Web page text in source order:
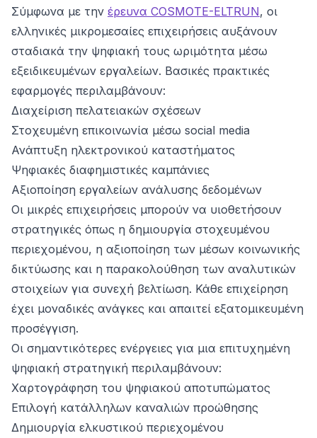
Σύμφωνα με την έρευνα COSMOTE-ELTRUN, οι
ελληνικές μικρομεσαίες επιχειρήσεις αυξάνουν
σταδιακά την ψηφιακή τους ωριμότητα μέσω
εξειδικευμένων εργαλείων. Βασικές πρακτικές
εφαρμογές περιλαμβάνουν:
Διαχείριση πελατειακών σχέσεων
Στοχευμένη επικοινωνία μέσω social media
Ανάπτυξη ηλεκτρονικού καταστήματος
Ψηφιακές διαφημιστικές καμπάνιες
Αξιοποίηση εργαλείων ανάλυσης δεδομένων
Οι μικρές επιχειρήσεις μπορούν να υιοθετήσουν
στρατηγικές όπως η δημιουργία στοχευμένου
περιεχομένου, η αξιοποίηση των μέσων κοινωνικής
δικτύωσης και η παρακολούθηση των αναλυτικών
στοιχείων για συνεχή βελτίωση. Κάθε επιχείρηση
έχει μοναδικές ανάγκες και απαιτεί εξατομικευμένη
προσέγγιση.
Οι σημαντικότερες ενέργειες για μια επιτυχημένη
ψηφιακή στρατηγική περιλαμβάνουν:
Χαρτογράφηση του ψηφιακού αποτυπώματος
Επιλογή κατάλληλων καναλιών προώθησης
Δημιουργία ελκυστικού περιεχομένου